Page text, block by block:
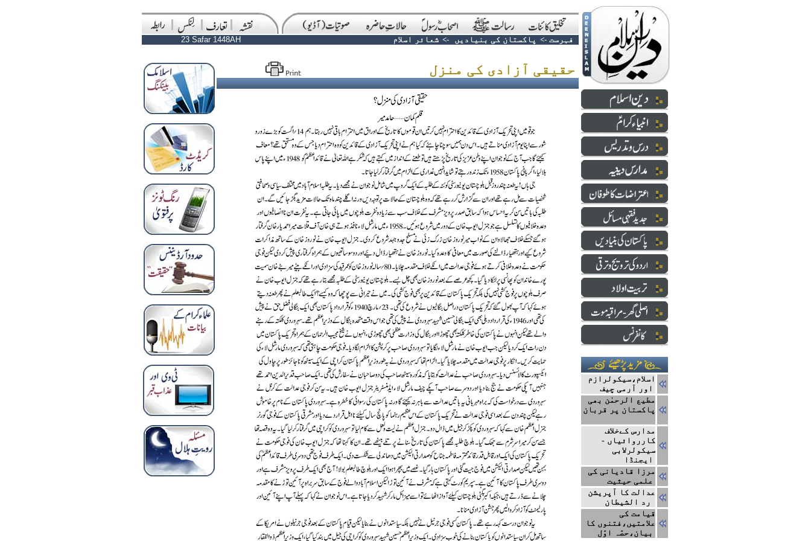
23 Safar 1448AH فہرست -> پاکستان کی بنیادیں ->شعائر اسلام
حقیقی آزادی کی منزل
اسلام،سیکولرازم
اور آرمی چیف
مطیع الرحمٰن بھی
پاکستان پر قربان
مدارس کےخلاف
کارروائیاں -
سیکولرلابی
ایجنڈا
مرزا قادیانی کی
علمی حیثیت
عدالت کا آپریشن
قیامت کی
علامتیں،فتنوں کا
بیان،حصّہ اوّل